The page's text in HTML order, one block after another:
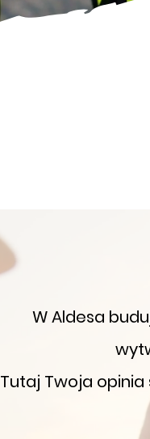
W Aldesa
Tutaj Twoja opinia